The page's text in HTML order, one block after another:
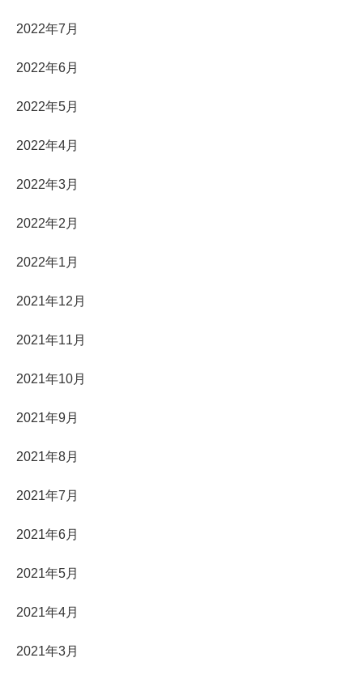
2022年7月
2022年6月
2022年5月
2022年4月
2022年3月
2022年2月
2022年1月
2021年12月
2021年11月
2021年10月
2021年9月
2021年8月
2021年7月
2021年6月
2021年5月
2021年4月
2021年3月